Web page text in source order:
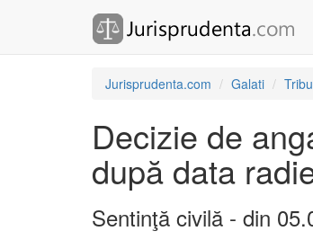
Jurisprudenta.com Galati
Decizie de
după data
Sentinţă civilă - din